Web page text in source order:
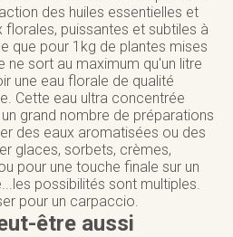
des huiles essentielles et
puissantes et subtiles à
que pour 1kg de plantes mises
ne sort au maximum qu'un litre
une eau florale de qualité
Cette eau ultra concentrée
grand nombre de préparations
des eaux aromatisées ou des
glaces, sorbets, crèmes,
pour une touche finale sur un
possibilités sont multiples.
pour un carpaccio.
être aussi